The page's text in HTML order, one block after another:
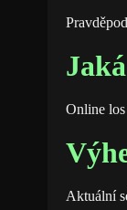
Online los
Aktuální